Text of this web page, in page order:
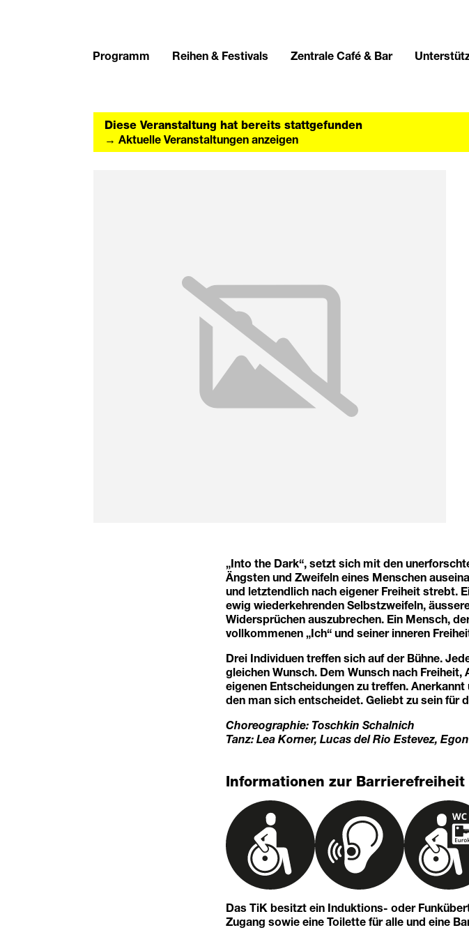
Programm Reihen & Festivals Zentrale Café & Bar
Diese Veranstaltung hat bereits stattgefunden
→ Aktuelle Veranstaltungen anzeigen
„Into the Dark“, setzt sich mit den
Ängsten und Zweifeln eines Menschen
und letztendlich nach eigener Freiheit strebt.
ewig wiederkehrenden Selbstzweifeln,
Widersprüchen auszubrechen. Ein Mensch,
vollkommenen „Ich“ und seiner inneren
Drei Individuen treffen sich auf der Bühne.
gleichen Wunsch. Dem Wunsch nach Freiheit,
eigenen Entscheidungen zu treffen.
den man sich entscheidet. Geliebt zu sein für
Choreographie: Toschkin Schalnich
Tanz: Lea Korner, Lucas del Rio Estevez,
Informationen zur Barrierefreiheit
Das TiK besitzt ein Induktions- oder
Zugang sowie eine Toilette für alle und eine